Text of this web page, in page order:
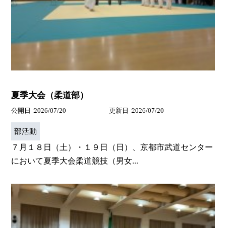
夏季大会（柔道部）
公開日 2026/07/20 更新日 2026/07/20
部活動
７月１８日（土）・１９日（日）、京都市武道センター
において夏季大会柔道競技（男女...